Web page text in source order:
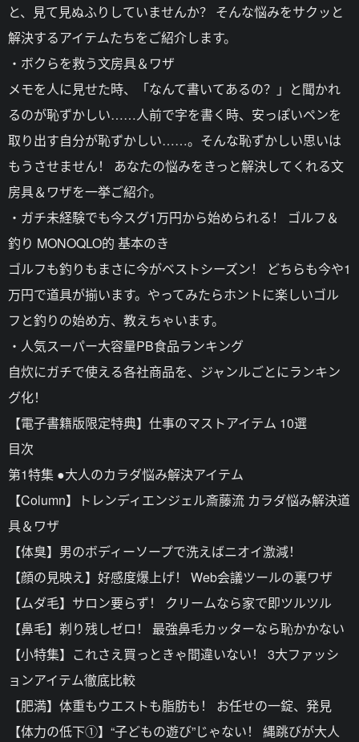
と、見て見ぬふりしていませんか？ そんな悩みをサクッと
解決するアイテムたちをご紹介します。
・ボクらを救う文房具＆ワザ
メモを人に見せた時、「なんて書いてあるの？」と聞かれ
るのが恥ずかしい……人前で字を書く時、安っぽいペンを
取り出す自分が恥ずかしい……。そんな恥ずかしい思いは
もうさせません！ あなたの悩みをきっと解決してくれる文
房具＆ワザを一挙ご紹介。
・ガチ未経験でも今スグ1万円から始められる！ ゴルフ＆
釣り MONOQLO的 基本のき
ゴルフも釣りもまさに今がベストシーズン！ どちらも今や1
万円で道具が揃います。やってみたらホントに楽しいゴル
フと釣りの始め方、教えちゃいます。
・人気スーパー大容量PB食品ランキング
自炊にガチで使える各社商品を、ジャンルごとにランキン
グ化！
【電子書籍版限定特典】仕事のマストアイテム 10選
目次
第1特集 ●大人のカラダ悩み解決アイテム
【Column】トレンディエンジェル斎藤流 カラダ悩み解決道
具＆ワザ
【体臭】男のボディーソープで洗えばニオイ激減！
【顔の見映え】好感度爆上げ！ Web会議ツールの裏ワザ
【ムダ毛】サロン要らず！ クリームなら家で即ツルツル
【鼻毛】剃り残しゼロ！ 最強鼻毛カッターなら恥かかない
【小特集】これさえ買っときゃ間違いない！ 3大ファッシ
ョンアイテム徹底比較
【肥満】体重もウエストも脂肪も！ お任せの一錠、発見
【体力の低下①】“子どもの遊び”じゃない！ 縄跳びが大人